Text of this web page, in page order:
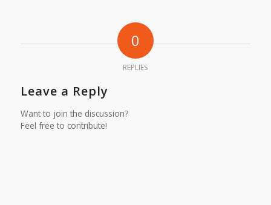
0
REPLIES
Leave a Reply
Want to join the discussion?
Feel free to contribute!